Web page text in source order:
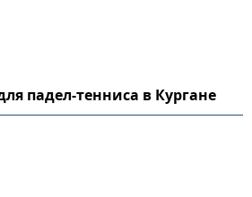
падел-тенниса в Кургане